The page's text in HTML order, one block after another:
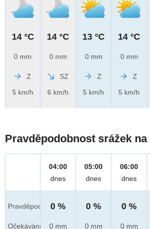
14 °C
0 mm
Z
5 km/h
14 °C
0 mm
SZ
6 km/h
13 °C
0 mm
Z
5 km/h
14 °C
0 mm
Z
5 km/h
Pravděpodobnost srážek na
Pravděpod.
Očekáváno
04:00
dnes
0 %
0 mm
05:00
dnes
0 %
0 mm
06:00
dnes
0 %
0 mm